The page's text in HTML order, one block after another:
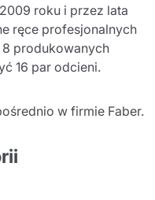
roku i przez lata
ręce profesjonalnych
produkowanych
16 par odcieni.
w firmie Faber.